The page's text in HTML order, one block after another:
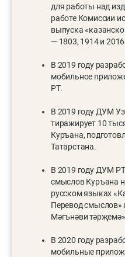
для работы над
работе Комиссии
выпуска
— 1803, 1914 и
В 2019 году
мобильное
РТ.
В 2019 году ДУМ
тиражирует 10
Куръана,
Татарстана.
В 2019 году ДУМ
смыслов Куръана
русском языках
Перевод
Мәгънәви
В 2020 году
мобильные